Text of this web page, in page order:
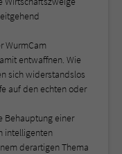
WurmCam
entwaffnen. Wie
sich widerstandslos
auf den echten oder
Behauptung einer
intelligenten
derartigen Thema